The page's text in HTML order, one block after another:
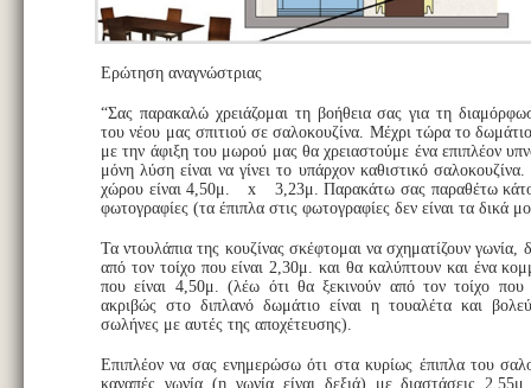
Ερώτηση αναγνώστριας
“Σας παρακαλώ χρειάζομαι τη βοήθεια σας για τη
του νέου μας σπιτιού σε σαλοκουζίνα. Μέχρι τώρα το
με την άφιξη του μωρού μας θα χρειαστούμε ένα επιπλέον
μόνη λύση είναι να γίνει το υπάρχον καθιστικό
χώρου είναι 4,50μ. x 3,23μ. Παρακάτω σας παραθέτω
φωτογραφίες (τα έπιπλα στις φωτογραφίες δεν είναι τα δικά
Τα ντουλάπια της κουζίνας σκέφτομαι να σχηματίζουν γωνία,
από τον τοίχο που είναι 2,30μ. και θα καλύπτουν και ένα
που είναι 4,50μ. (λέω ότι θα ξεκινούν από τον τοίχο που
ακριβώς στο διπλανό δωμάτιο είναι η τουαλέτα και
σωλήνες με αυτές της αποχέτευσης).
Επιπλέον να σας ενημερώσω ότι στα κυρίως έπιπλα του
καναπές γωνία (η γωνία είναι δεξιά) με διαστάσεις